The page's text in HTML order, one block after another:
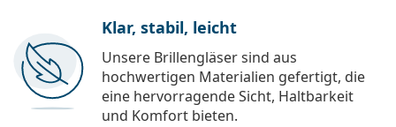
Klar, stabil, leicht
Unsere Brillengläser sind aus
hochwertigen Materialien gefertigt, die
eine hervorragende Sicht, Haltbarkeit
und Komfort bieten.